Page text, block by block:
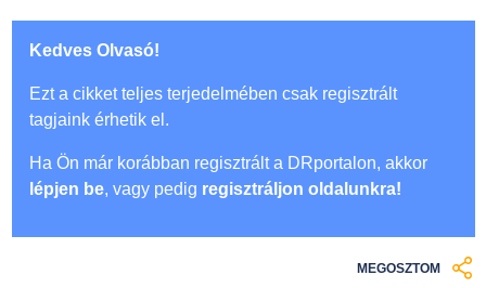
Kedves Olvasó!
Ezt a cikket teljes terjedelmében csak regisztrált
tagjaink érhetik el.
Ha Ön már korábban regisztrált a DRportalon, akkor
lépjen be, vagy pedig regisztráljon oldalunkra!
MEGOSZTOM